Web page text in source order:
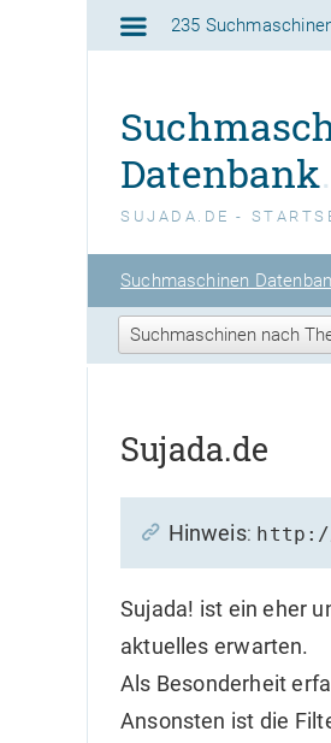
235
Datenbank
SUJADA.DE -
Suchmaschinen
Sujada.de
Hinweis: http://
Sujada! ist ein eher
aktuelles erwarten.
Als Besonderheit
Ansonsten ist die